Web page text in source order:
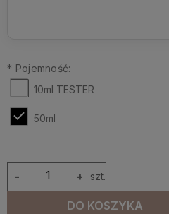
* Pojemność:
10ml TESTER
50ml
+
- szt.
DO KOSZYKA